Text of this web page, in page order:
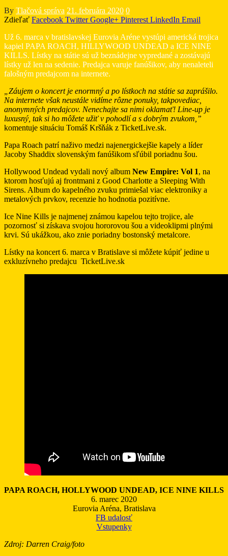
By Tlačová správa 21. februára 2020 0
Zdieľať Facebook Twitter Google+ Pinterest LinkedIn Email
Už 6. marca v bratislavskej Eurovia Aréne vystúpi americká trojica
kapiel PAPA ROACH, HILLYWOOD UNDEAD a ICE NINE
KILLS. Lístky na státie sú už beznádejne vypredané a zostávajú
lístky už len na sedenie. Predajca varuje fanúšikov, aby nenaleteli
falošným predajcom na internete.
„Záujem o koncert je enormný a po lístkoch na státie sa zaprášilo.
Na internete však neustále vidíme rôzne ponuky, takpovediac,
anonymných predajcov. Nenechajte sa nimi oklamať! Line-up je
luxusný, tak si ho môžete užiť v pohodlí a s dobrým zvukom,”
komentuje situáciu Tomáš Kršňák z TicketLive.sk.
Papa Roach patrí naživo medzi najenergickejšie kapely a líder
Jacoby Shaddix slovenským fanúšikom sľúbil poriadnu šou.
Hollywood Undead vydali nový album New Empire: Vol 1, na
ktorom hosťujú aj frontmani z Good Charlotte a Sleeping With
Sirens. Album do kapelného zvuku primiešal viac elektroniky a
metalových prvkov, recenzie ho hodnotia pozitívne.
Ice Nine Kills je najmenej známou kapelou tejto trojice, ale
pozornosť si získava svojou hororovou šou a videoklipmi plnými
krvi. Sú ukážkou, ako znie poriadny bostonský metalcore.
Lístky na koncert 6. marca v Bratislave si môžete kúpiť jedine u
exkluzívneho predajcu TicketLive.sk
PAPA ROACH, HOLLYWOOD UNDEAD, ICE NINE KILLS
6. marec 2020
Eurovia Aréna, Bratislava
FB udalosť
Vstupenky
Zdroj: Darren Craig/foto